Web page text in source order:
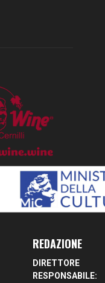
REDAZIONE
DIRETTORE
RESPONSABILE: